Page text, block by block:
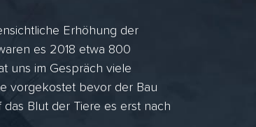
Erhöhung der
es 2018 etwa 800
uns im Gespräch viele
vorgekostet bevor der Bau
Blut der Tiere es erst nach